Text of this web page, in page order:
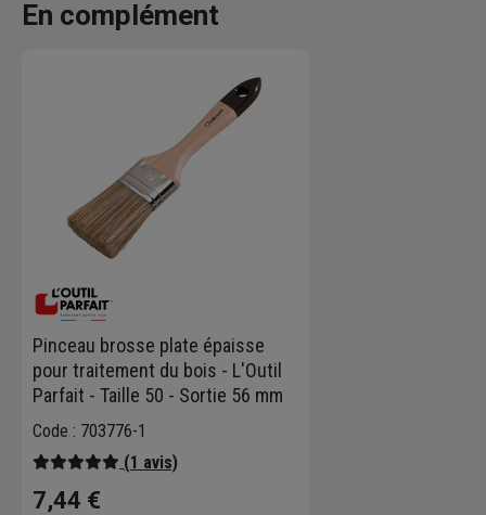
En complément
Pinceau brosse plate épaisse
pour traitement du bois - L'Outil
Parfait - Taille 50 - Sortie 56 mm
Code : 703776-1
(1 avis)
7,44 €